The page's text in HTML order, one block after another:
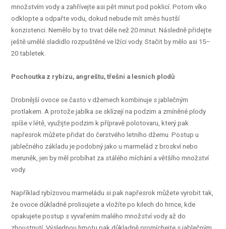
množstvím vody a zahřívejte asi pět minut pod poklicí. Potom víko
odklopte a odpařte vodu, dokud nebude mít směs hustší
konzistenci. Nemělo by to trvat déle než 20 minut. Následně přidejte
ještě umělé sladidlo rozpuštěné ve lžíci vody. Stačit by mělo asi 15–
20 tabletek.
Pochoutka z rybízu, angreštu, třešní a lesních plodů
Drobnější ovoce se často v džemech kombinuje s jablečným
protlakem. A protože jablka se sklízejí na podzim a zmíněné plody
spíše v létě, využijte podzim k přípravě polotovaru, který pak
napřesrok můžete přidat do čerstvého letního džemu. Postup u
jablečného základu je podobný jako u marmelád z broskví nebo
meruněk, jen by měl probíhat za stálého míchání a většího množství
vody.
Například rybízovou marmeládu si pak napřesrok můžete vyrobit tak,
že ovoce důkladně prolisujete a vložíte po kilech do hrnce, kde
opakujete postup s vyvařením malého množství vody až do